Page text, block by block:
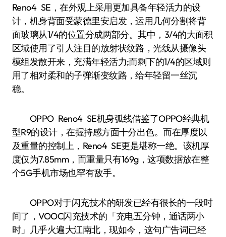
Reno4 SE，在外观上采用更加具备年轻活力的设
计，机身背面受蒙德里安启发，运用几何分割将背
面玻璃从1/4的位置分成两部分。其中，3/4的大面积
区域使用了引人注目的放射状纹路，光线从摄像头
模组发散开来，充满年轻活力;而剩下的1/4的区域则
用了相对柔和的子弹渐变纹路，给年轻留一丝沉
稳。
OPPO Reno4 SE机身弧线借鉴了OPPO经典机
型R9的设计，在握持感方面十分出色。而在厚度以
及重量的控制上，Reno4 SE更是堪称一绝。该机厚
度仅为7.85mm，而重量只有169g，这项数据放在整
个5G手机市场也罕有敌手。
OPPO对于闪充技术的研发已经有很长的一段时
间了，VOOC闪充技术的「充电五分钟，通话两小
时」几乎火遍大江南北，现如今，这句广告词已经